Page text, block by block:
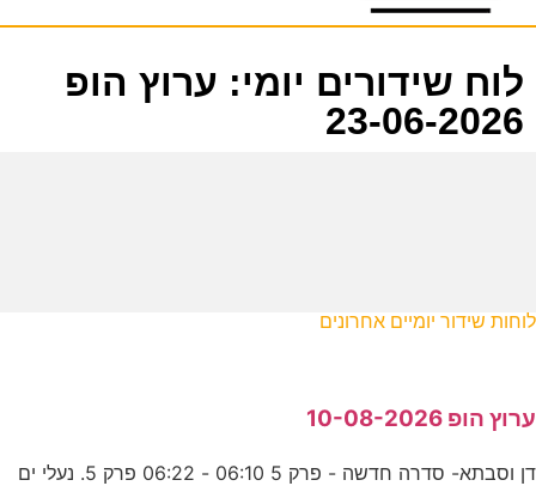
לוח שידורים יומי: ערוץ הופ
23-06-2026
לוחות שידור יומיים אחרונים
ערוץ הופ 10-08-2026
דן וסבתא- סדרה חדשה - פרק 5 06:10 - 06:22 פרק 5. נעלי ים